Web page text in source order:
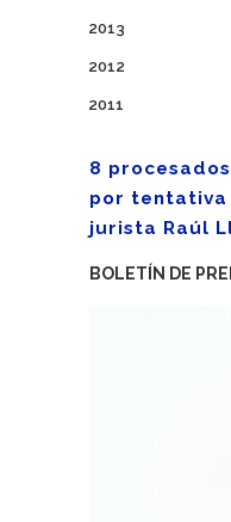
2013
2012
2011
8
por
jurista Raúl
BOLETÍN DE